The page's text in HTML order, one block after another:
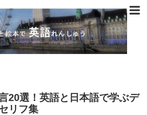
20選！英語と日本語で学ぶデ
リフ集